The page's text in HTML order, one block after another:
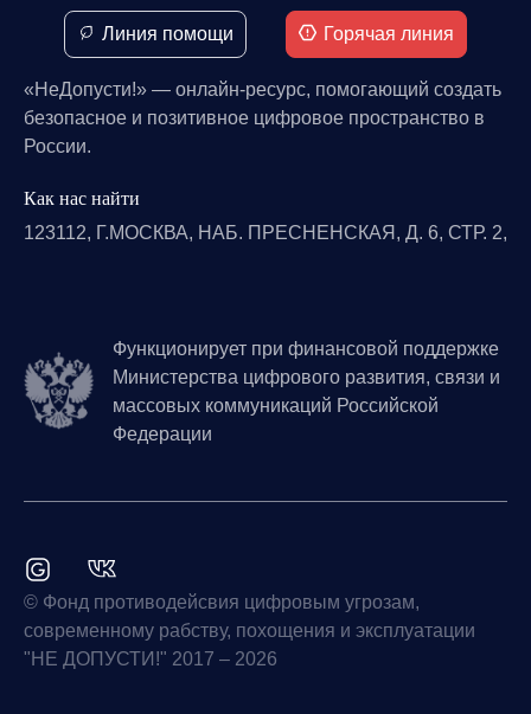
Линия помощи Горячая линия
«НеДопусти!» — онлайн-ресурс, помогающий создать
безопасное и позитивное цифровое пространство в
России.
Как нас найти
123112, Г.МОСКВА, НАБ. ПРЕСНЕНСКАЯ, Д. 6, СТР. 2,
Функционирует при финансовой поддержке
Министерства цифрового развития, связи и
массовых коммуникаций Российской
Федерации
© Фонд противодейсвия цифровым угрозам,
современному рабству, похощения и эксплуатации
"НЕ ДОПУСТИ!" 2017 – 2026